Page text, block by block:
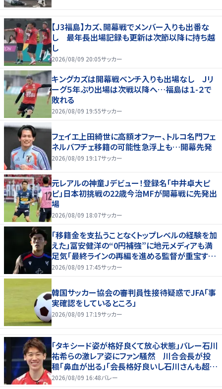
【J3福島】カズ、開幕戦でメンバー入りも出番な
し 最年長出場記録も更新は次節以降に持ち越
し
2026/08/09 20:05サッカー
キングカズは開幕戦ベンチ入りも出場なし Ｊリ
ーグ５年ぶり出場は次戦以降へ…福島は１-２で
敗れる
2026/08/09 19:55サッカー
フェイエ上田綺世に高額オファー、トルコ名門フェ
ネルバフチェ移籍の可能性急浮上も…開幕先発
2026/08/09 19:17サッカー
元レアルの神童Ｊデビュー！登録名「中井卓大ピ
ピ」日本初挑戦の22歳今治MFが開幕戦に先発出
場
2026/08/09 18:07サッカー
「移籍金を支払うことなくトップレベルの経験を加
えた」冨安健洋の“0円補強”に地元メディアも満
足気「最終ラインの再編を進める監督が重宝する
柔軟性を備えている」
2026/08/09 17:45サッカー
韓国サッカー協会の審判員性接待疑惑でJFA「事
実確認をしているところ」
2026/08/09 17:19サッカー
「タキシード姿が格好良くて放心状態」バレー石川
祐希らの激レア姿にファン騒然 川合会長が投
稿「鼻血が出る」「会長格好良いし石川さんも超格
好いい」
2026/08/09 16:48バレー